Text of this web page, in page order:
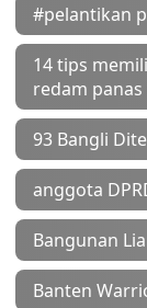
#pelantikan
14 tips
redam
93 Bangli
anggota
Bangunan
Banten